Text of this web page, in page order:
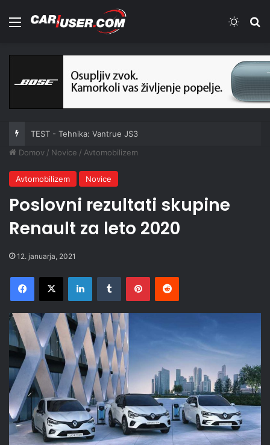
Meni
TEST - Tehnika: Vantrue JS3
Domov / Novice / Avtomobilizem
Avtomobilizem Novice
Poslovni rezultati skupine
Renault za leto 2020
12. januarja, 2021
Facebook
X LinkedInTumblr PinterestReddit